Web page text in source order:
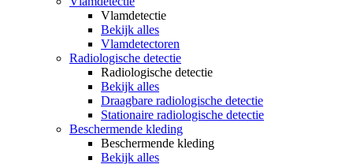
Vlamdetectie
Bekijk alles
Vlamdetectoren
Radiologische detectie
Radiologische detectie
Bekijk alles
Draagbare radiologische detectie
Stationaire radiologische detectie
Beschermende kleding
Beschermende kleding
Bekijk alles